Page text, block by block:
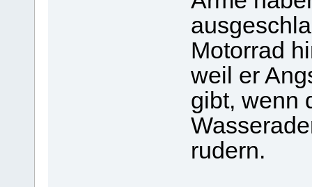
Motorrad
weil er
gibt, wenn
rudern.